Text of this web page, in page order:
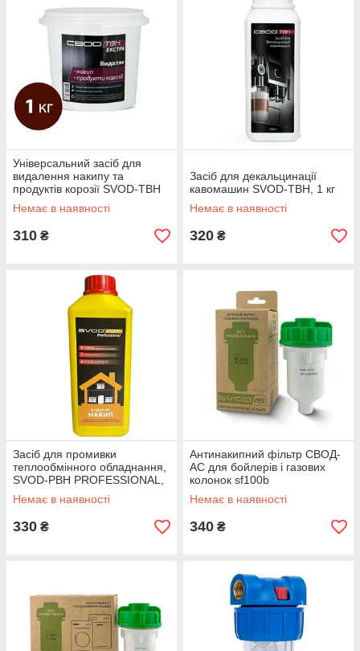
Універсальний засіб для
видалення накипу та
продуктів корозії SVOD-ТВН
ЕКСТРА, 1кг
Немає в наявності
310 ₴
Засіб для декальцинації
кавомашин SVOD-ТВН, 1 кг
Немає в наявності
320 ₴
Засіб для промивки
теплообмінного обладнання,
SVOD-РВН PROFESSIONAL,
1л
Немає в наявності
330 ₴
Антинакипний фільтр СВОД-
АС для бойлерів і газових
колонок sf100b
Немає в наявності
340 ₴